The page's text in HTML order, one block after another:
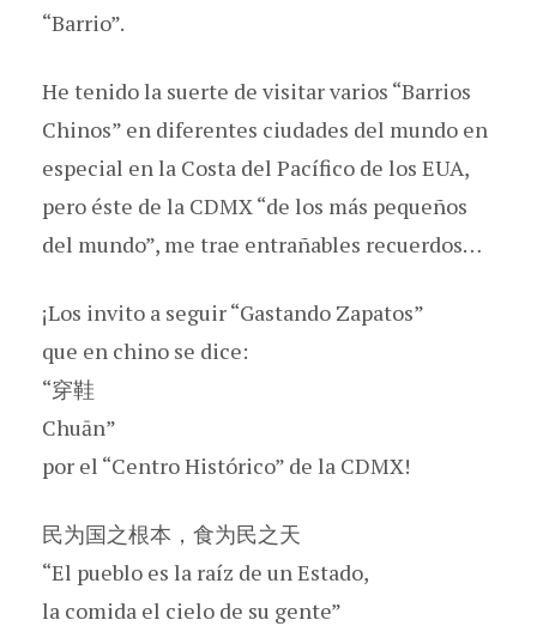
“Barrio”.
He tenido la suerte de visitar varios “Barrios
Chinos” en diferentes ciudades del mundo en
especial en la Costa del Pacífico de los EUA,
pero éste de la CDMX “de los más pequeños
del mundo”, me trae entrañables recuerdos…
¡Los invito a seguir “Gastando Zapatos”
que en chino se dice:
“穿鞋
Chuān”
por el “Centro Histórico” de la CDMX!
民为国之根本，食为民之天
“El pueblo es la raíz de un Estado,
la comida el cielo de su gente”